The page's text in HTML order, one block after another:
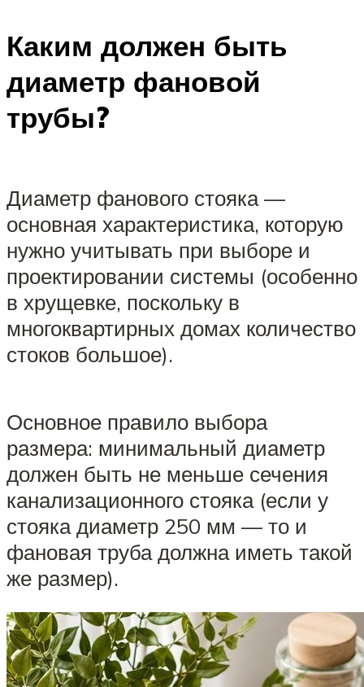
Каким должен быть
диаметр фановой
трубы?
Диаметр фанового стояка —
основная характеристика, которую
нужно учитывать при выборе и
проектировании системы (особенно
в хрущевке, поскольку в
многоквартирных домах количество
стоков большое).
Основное правило выбора
размера: минимальный диаметр
должен быть не меньше сечения
канализационного стояка (если у
стояка диаметр 250 мм — то и
фановая труба должна иметь такой
же размер).